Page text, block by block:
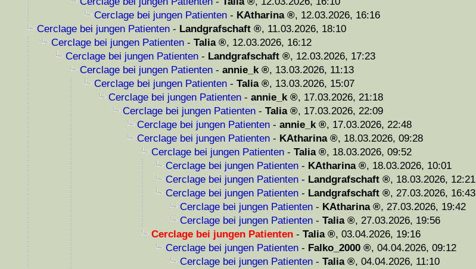
Cerclage bei jungen Patienten - KAtharina , 12.03.2026, 16:16
Cerclage bei jungen Patienten - Landgrafschaft , 11.03.2026, 18:10
Cerclage bei jungen Patienten - Talia , 12.03.2026, 16:12
Cerclage bei jungen Patienten - Landgrafschaft , 12.03.2026, 17:23
Cerclage bei jungen Patienten - annie_k , 13.03.2026, 11:13
Cerclage bei jungen Patienten - Talia , 13.03.2026, 15:07
Cerclage bei jungen Patienten - annie_k , 17.03.2026, 21:18
Cerclage bei jungen Patienten - Talia , 17.03.2026, 22:09
Cerclage bei jungen Patienten - annie_k , 17.03.2026, 22:48
Cerclage bei jungen Patienten - KAtharina , 18.03.2026, 09:28
Cerclage bei jungen Patienten - Talia , 18.03.2026, 09:52
Cerclage bei jungen Patienten - KAtharina , 18.03.2026, 10:01
Cerclage bei jungen Patienten - Landgrafschaft , 18.03.2026, 12:21
Cerclage bei jungen Patienten - Landgrafschaft , 27.03.2026, 16:43
Cerclage bei jungen Patienten - KAtharina , 27.03.2026, 19:42
Cerclage bei jungen Patienten - Talia , 27.03.2026, 19:56
Cerclage bei jungen Patienten - Talia , 03.04.2026, 19:16
Cerclage bei jungen Patienten - Falko_2000 , 04.04.2026, 09:12
Cerclage bei jungen Patienten - Talia , 04.04.2026, 11:10